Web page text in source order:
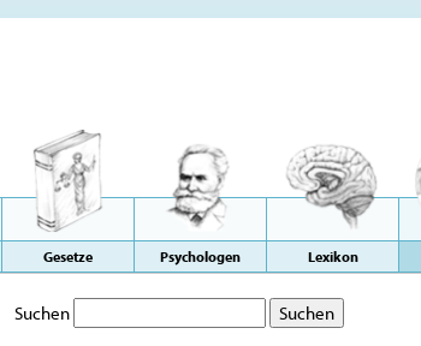
Gesetze Psychologen Lexikon
Suchen